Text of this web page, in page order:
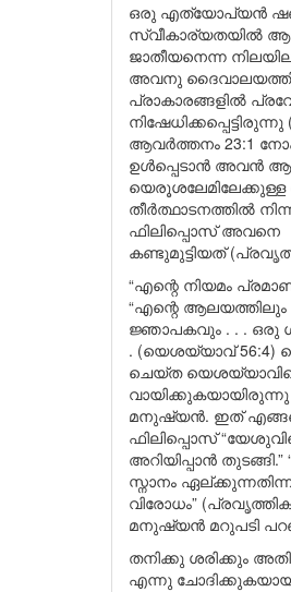
ഒരു എത്യോപ്യൻ
സ്വീകാര്യതയിൽ
ജാതീയനെന്ന
അവനു
പ്രാകാരങ്ങളിൽ
ആവർത്തനം 23:1
ഉൾപ്പെടാൻ അവൻ
യെരൂശലേമിലേക്കുള്ള
തീർത്ഥാടനത്തിൽ
ഫിലിപ്പൊസ് അവനെ
കണ്ടുമുട്ടിയത്
“എന്റെ നിയമം
“എന്റെ ആലയത്തിലും
ജ്ഞാപകവും . . . ഒരു
. (യെശയ്യാവ് 56:4)
ചെയ്ത
മനുഷ്യൻ. ഇത്
ഫിലിപ്പൊസ്
അറിയിപ്പാൻ
സ്നാനം
വിരോധം”
മനുഷ്യൻ മറുപടി
തനിക്കു ശരിക്കും
എന്നു